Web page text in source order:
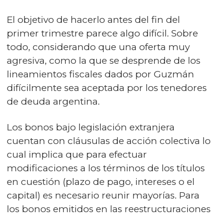
El objetivo de hacerlo antes del fin del
primer trimestre parece algo difícil. Sobre
todo, considerando que una oferta muy
agresiva, como la que se desprende de los
lineamientos fiscales dados por Guzmán
difícilmente sea aceptada por los tenedores
de deuda argentina.
Los bonos bajo legislación extranjera
cuentan con cláusulas de acción colectiva lo
cual implica que para efectuar
modificaciones a los términos de los títulos
en cuestión (plazo de pago, intereses o el
capital) es necesario reunir mayorías. Para
los bonos emitidos en las reestructuraciones